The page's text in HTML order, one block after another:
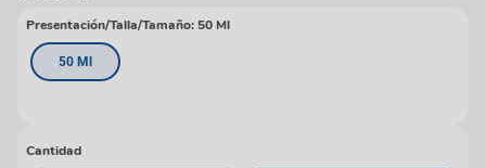
Presentación/Talla/Tamaño:50 Ml
50 Ml
Cantidad